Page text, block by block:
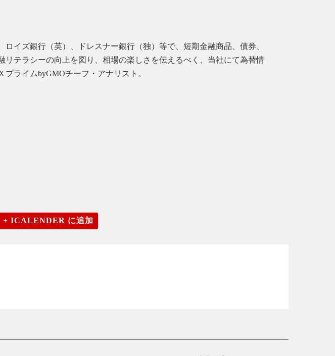
イズ銀行（英）、ドレスナー銀行（独）等で、短期金融商品、債券、
テラシーの向上を図り、相場の楽しさを伝えるべく、当社にて為替情
ライムbyGMOチーフ・アナリスト。
+ ICALENDER に追加